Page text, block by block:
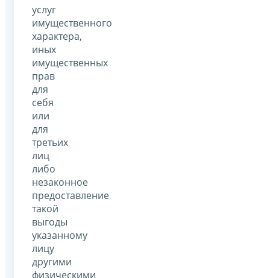
услуг
имущественного
характера,
иных
имущественных
прав
для
себя
или
для
третьих
лиц
либо
незаконное
предоставление
такой
выгоды
указанному
лицу
другими
физическими